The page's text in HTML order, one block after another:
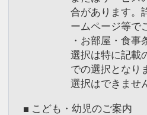
合があります。
ームページ等で
・お部屋・食
選択は特に記載
での選択となり
選択はできませ
■ こども・幼児のご案内